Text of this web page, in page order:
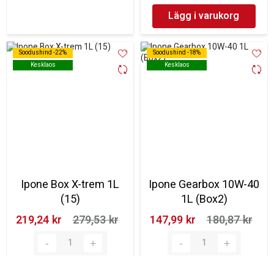
Lägg i varukorg
Soodushind -22%
Kesklaos
Soodushind -22%
Kesklaos
Ipone Box X-trem 1L
(15)
219,24 kr‎
279,53 kr‎
Soodushind -18%
Kesklaos
Soodushind -18%
Kesklaos
Ipone Gearbox 10W-40
1L (Box2)
147,99 kr‎
180,87 kr‎